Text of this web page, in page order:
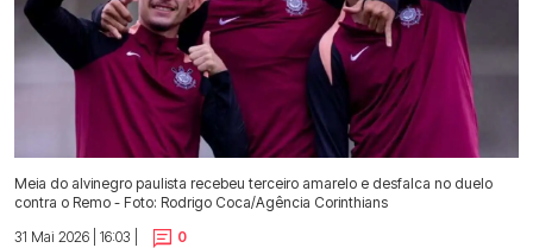
Meia do alvinegro paulista recebeu terceiro amarelo e desfalca no duelo
contra o Remo - Foto: Rodrigo Coca/Agência Corinthians
31 Mai 2026 | 16:03 |
0